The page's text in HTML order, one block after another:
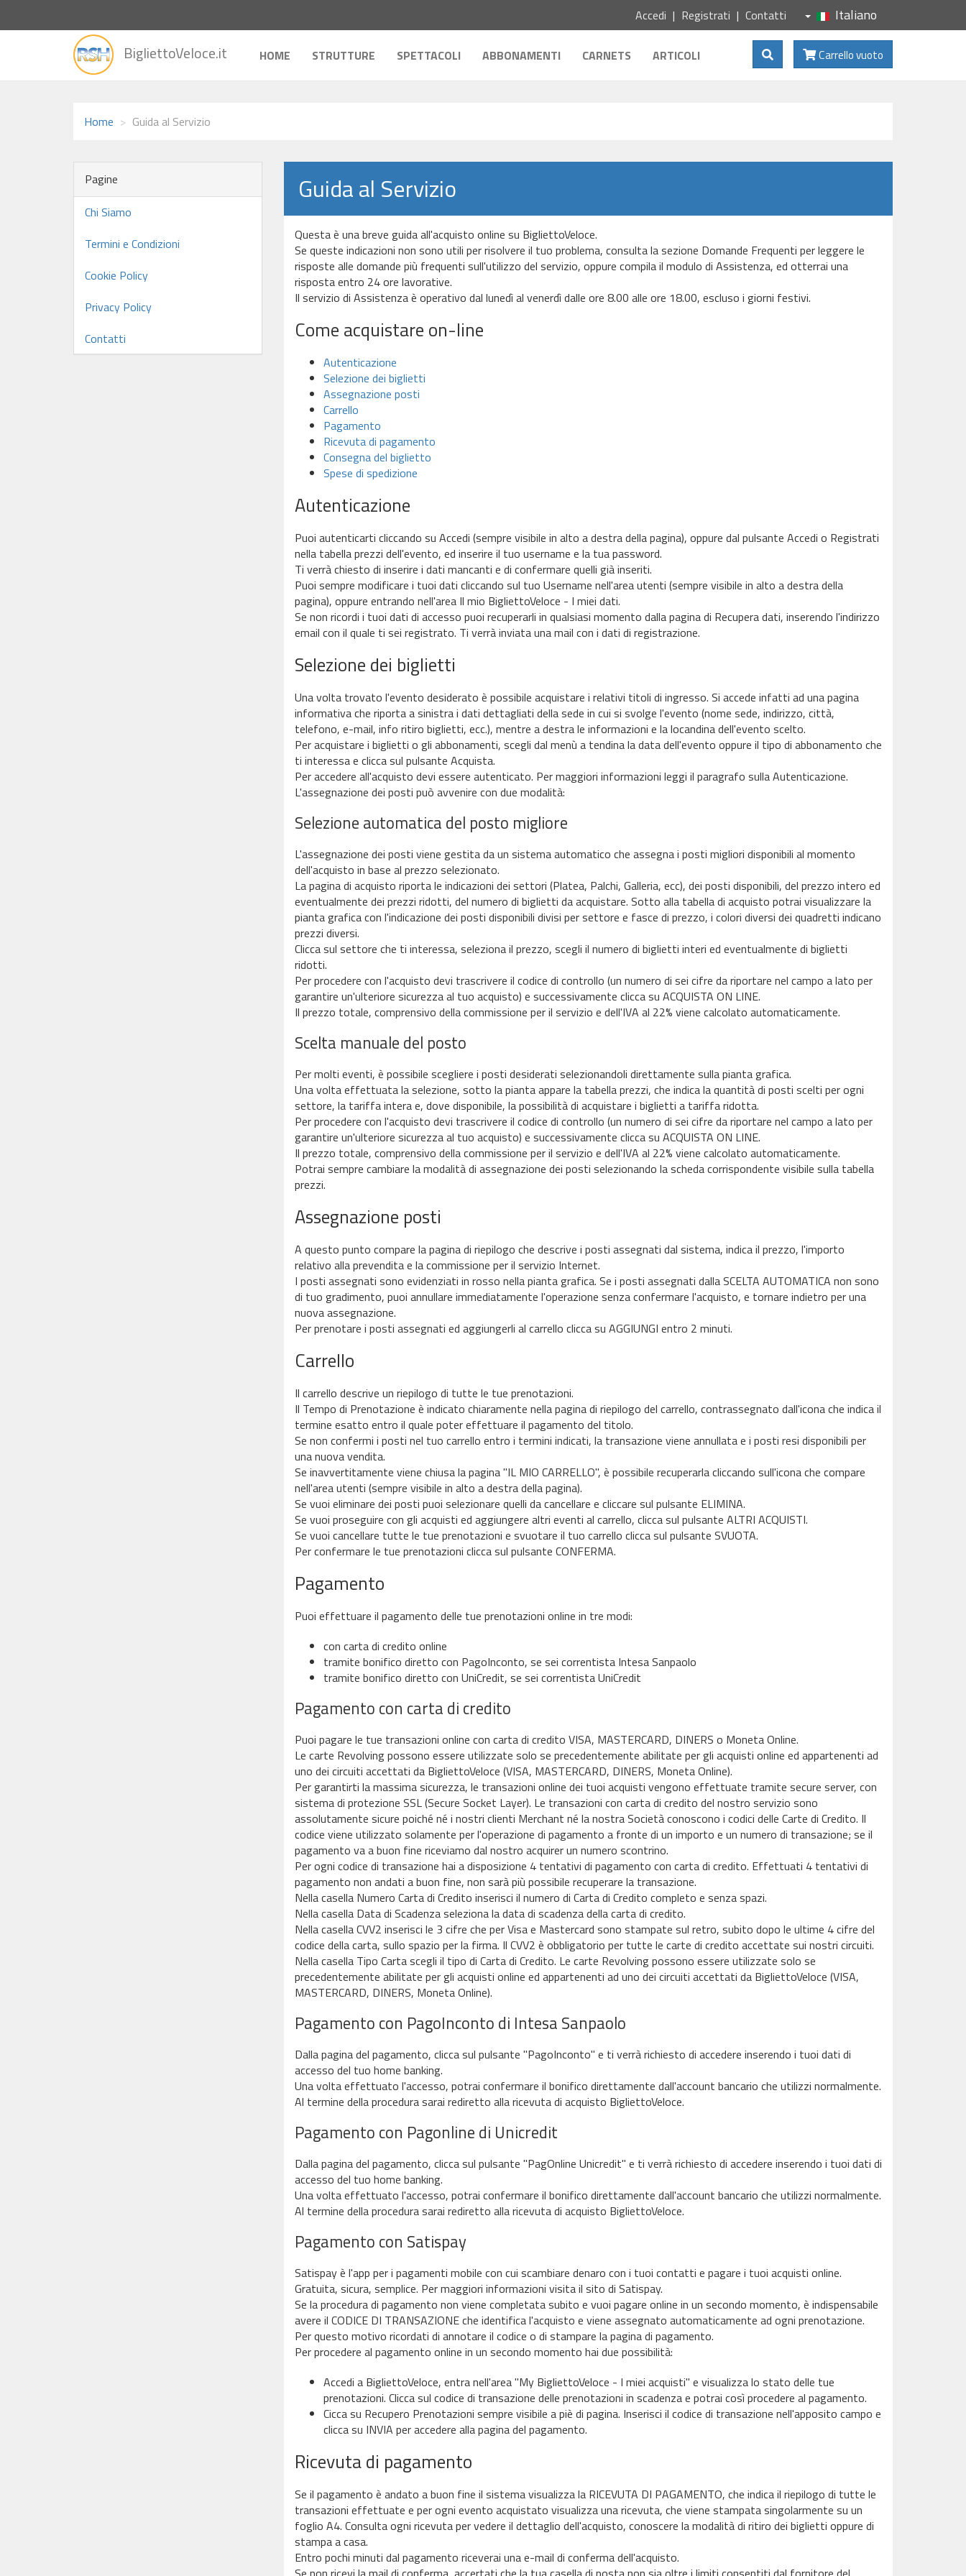
Accedi Registrati Contatti Italiano
alla
BigliettoVeloce.it HOME STRUTTURE SPETTACOLI ABBONAMENTI CARNETS ARTICOLI Carrello vuoto
Mostra Ricerca
Home Guida al Servizio
Pagine
Chi Siamo
Termini e Condizioni
Cookie Policy
Privacy Policy
Contatti
Guida al Servizio
Questa è una breve guida all'acquisto online su BigliettoVeloce.
Se queste indicazioni non sono utili per risolvere il tuo problema, consulta la sezione Domande Frequenti per leggere le
risposte alle domande più frequenti sull'utilizzo del servizio, oppure compila il modulo di Assistenza, ed otterrai una
risposta entro 24 ore lavorative.
Il servizio di Assistenza è operativo dal lunedì al venerdì dalle ore 8.00 alle ore 18.00, escluso i giorni festivi.
Come acquistare on-line
Autenticazione
Selezione dei biglietti
Assegnazione posti
Carrello
Pagamento
Ricevuta di pagamento
Consegna del biglietto
Spese di spedizione
Autenticazione
Puoi autenticarti cliccando su Accedi (sempre visibile in alto a destra della pagina), oppure dal pulsante Accedi o Registrati
nella tabella prezzi dell'evento, ed inserire il tuo username e la tua password.
Ti verrà chiesto di inserire i dati mancanti e di confermare quelli già inseriti.
Puoi sempre modificare i tuoi dati cliccando sul tuo Username nell'area utenti (sempre visibile in alto a destra della
pagina), oppure entrando nell'area Il mio BigliettoVeloce - I miei dati.
Se non ricordi i tuoi dati di accesso puoi recuperarli in qualsiasi momento dalla pagina di Recupera dati, inserendo l'indirizzo
email con il quale ti sei registrato. Ti verrà inviata una mail con i dati di registrazione.
Selezione dei biglietti
Una volta trovato l'evento desiderato è possibile acquistare i relativi titoli di ingresso. Si accede infatti ad una pagina
informativa che riporta a sinistra i dati dettagliati della sede in cui si svolge l'evento (nome sede, indirizzo, città,
telefono, e-mail, info ritiro biglietti, ecc.), mentre a destra le informazioni e la locandina dell'evento scelto.
Per acquistare i biglietti o gli abbonamenti, scegli dal menù a tendina la data dell'evento oppure il tipo di abbonamento che
ti interessa e clicca sul pulsante Acquista.
Per accedere all'acquisto devi essere autenticato. Per maggiori informazioni leggi il paragrafo sulla Autenticazione.
L'assegnazione dei posti può avvenire con due modalità:
Selezione automatica del posto migliore
L'assegnazione dei posti viene gestita da un sistema automatico che assegna i posti migliori disponibili al momento
dell'acquisto in base al prezzo selezionato.
La pagina di acquisto riporta le indicazioni dei settori (Platea, Palchi, Galleria, ecc), dei posti disponibili, del prezzo intero ed
eventualmente dei prezzi ridotti, del numero di biglietti da acquistare. Sotto alla tabella di acquisto potrai visualizzare la
pianta grafica con l'indicazione dei posti disponibili divisi per settore e fasce di prezzo, i colori diversi dei quadretti indicano
prezzi diversi.
Clicca sul settore che ti interessa, seleziona il prezzo, scegli il numero di biglietti interi ed eventualmente di biglietti
ridotti.
Per procedere con l'acquisto devi trascrivere il codice di controllo (un numero di sei cifre da riportare nel campo a lato per
garantire un'ulteriore sicurezza al tuo acquisto) e successivamente clicca su ACQUISTA ON LINE.
Il prezzo totale, comprensivo della commissione per il servizio e dell'IVA al 22% viene calcolato automaticamente.
Scelta manuale del posto
Per molti eventi, è possibile scegliere i posti desiderati selezionandoli direttamente sulla pianta grafica.
Una volta effettuata la selezione, sotto la pianta appare la tabella prezzi, che indica la quantità di posti scelti per ogni
settore, la tariffa intera e, dove disponibile, la possibilità di acquistare i biglietti a tariffa ridotta.
Per procedere con l'acquisto devi trascrivere il codice di controllo (un numero di sei cifre da riportare nel campo a lato per
garantire un'ulteriore sicurezza al tuo acquisto) e successivamente clicca su ACQUISTA ON LINE.
Il prezzo totale, comprensivo della commissione per il servizio e dell'IVA al 22% viene calcolato automaticamente.
Potrai sempre cambiare la modalità di assegnazione dei posti selezionando la scheda corrispondente visibile sulla tabella
prezzi.
Assegnazione posti
A questo punto compare la pagina di riepilogo che descrive i posti assegnati dal sistema, indica il prezzo, l'importo
relativo alla prevendita e la commissione per il servizio Internet.
I posti assegnati sono evidenziati in rosso nella pianta grafica. Se i posti assegnati dalla SCELTA AUTOMATICA non sono
di tuo gradimento, puoi annullare immediatamente l'operazione senza confermare l'acquisto, e tornare indietro per una
nuova assegnazione.
Per prenotare i posti assegnati ed aggiungerli al carrello clicca su AGGIUNGI entro 2 minuti.
Carrello
Il carrello descrive un riepilogo di tutte le tue prenotazioni.
Il Tempo di Prenotazione è indicato chiaramente nella pagina di riepilogo del carrello, contrassegnato dall'icona che indica il
termine esatto entro il quale poter effettuare il pagamento del titolo.
Se non confermi i posti nel tuo carrello entro i termini indicati, la transazione viene annullata e i posti resi disponibili per
una nuova vendita.
Se inavvertitamente viene chiusa la pagina "IL MIO CARRELLO", è possibile recuperarla cliccando sull'icona che compare
nell'area utenti (sempre visibile in alto a destra della pagina).
Se vuoi eliminare dei posti puoi selezionare quelli da cancellare e cliccare sul pulsante ELIMINA.
Se vuoi proseguire con gli acquisti ed aggiungere altri eventi al carrello, clicca sul pulsante ALTRI ACQUISTI.
Se vuoi cancellare tutte le tue prenotazioni e svuotare il tuo carrello clicca sul pulsante SVUOTA.
Per confermare le tue prenotazioni clicca sul pulsante CONFERMA.
Pagamento
Puoi effettuare il pagamento delle tue prenotazioni online in tre modi:
con carta di credito online
tramite bonifico diretto con PagoInconto, se sei correntista Intesa Sanpaolo
tramite bonifico diretto con UniCredit, se sei correntista UniCredit
Pagamento con carta di credito
Puoi pagare le tue transazioni online con carta di credito VISA, MASTERCARD, DINERS o Moneta Online.
Le carte Revolving possono essere utilizzate solo se precedentemente abilitate per gli acquisti online ed appartenenti ad
uno dei circuiti accettati da BigliettoVeloce (VISA, MASTERCARD, DINERS, Moneta Online).
Per garantirti la massima sicurezza, le transazioni online dei tuoi acquisti vengono effettuate tramite secure server, con
sistema di protezione SSL (Secure Socket Layer). Le transazioni con carta di credito del nostro servizio sono
assolutamente sicure poiché né i nostri clienti Merchant né la nostra Società conoscono i codici delle Carte di Credito. Il
codice viene utilizzato solamente per l'operazione di pagamento a fronte di un importo e un numero di transazione; se il
pagamento va a buon fine riceviamo dal nostro acquirer un numero scontrino.
Per ogni codice di transazione hai a disposizione 4 tentativi di pagamento con carta di credito. Effettuati 4 tentativi di
pagamento non andati a buon fine, non sarà più possibile recuperare la transazione.
Nella casella Numero Carta di Credito inserisci il numero di Carta di Credito completo e senza spazi.
Nella casella Data di Scadenza seleziona la data di scadenza della carta di credito.
Nella casella CVV2 inserisci le 3 cifre che per Visa e Mastercard sono stampate sul retro, subito dopo le ultime 4 cifre del
codice della carta, sullo spazio per la firma. Il CVV2 è obbligatorio per tutte le carte di credito accettate sui nostri circuiti.
Nella casella Tipo Carta scegli il tipo di Carta di Credito. Le carte Revolving possono essere utilizzate solo se
precedentemente abilitate per gli acquisti online ed appartenenti ad uno dei circuiti accettati da BigliettoVeloce (VISA,
MASTERCARD, DINERS, Moneta Online).
Pagamento con PagoInconto di Intesa Sanpaolo
Dalla pagina del pagamento, clicca sul pulsante "PagoInconto" e ti verrà richiesto di accedere inserendo i tuoi dati di
accesso del tuo home banking.
Una volta effettuato l'accesso, potrai confermare il bonifico direttamente dall'account bancario che utilizzi normalmente.
Al termine della procedura sarai rediretto alla ricevuta di acquisto BigliettoVeloce.
Pagamento con Pagonline di Unicredit
Dalla pagina del pagamento, clicca sul pulsante "PagOnline Unicredit" e ti verrà richiesto di accedere inserendo i tuoi dati di
accesso del tuo home banking.
Una volta effettuato l'accesso, potrai confermare il bonifico direttamente dall'account bancario che utilizzi normalmente.
Al termine della procedura sarai rediretto alla ricevuta di acquisto BigliettoVeloce.
Pagamento con Satispay
Satispay è l'app per i pagamenti mobile con cui scambiare denaro con i tuoi contatti e pagare i tuoi acquisti online.
Gratuita, sicura, semplice. Per maggiori informazioni visita il sito di Satispay.
Se la procedura di pagamento non viene completata subito e vuoi pagare online in un secondo momento, è indispensabile
avere il CODICE DI TRANSAZIONE che identifica l'acquisto e viene assegnato automaticamente ad ogni prenotazione.
Per questo motivo ricordati di annotare il codice o di stampare la pagina di pagamento.
Per procedere al pagamento online in un secondo momento hai due possibilità:
Accedi a BigliettoVeloce, entra nell'area "My BigliettoVeloce - I miei acquisti" e visualizza lo stato delle tue
prenotazioni. Clicca sul codice di transazione delle prenotazioni in scadenza e potrai così procedere al pagamento.
Cicca su Recupero Prenotazioni sempre visibile a piè di pagina. Inserisci il codice di transazione nell'apposito campo e
clicca su INVIA per accedere alla pagina del pagamento.
Ricevuta di pagamento
Se il pagamento è andato a buon fine il sistema visualizza la RICEVUTA DI PAGAMENTO, che indica il riepilogo di tutte le
transazioni effettuate e per ogni evento acquistato visualizza una ricevuta, che viene stampata singolarmente su un
foglio A4. Consulta ogni ricevuta per vedere il dettaglio dell'acquisto, conoscere la modalità di ritiro dei biglietti oppure di
stampa a casa.
Entro pochi minuti dal pagamento riceverai una e-mail di conferma dell'acquisto.